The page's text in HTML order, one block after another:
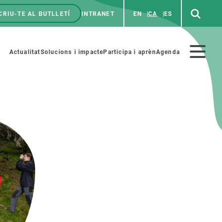
TE AL BUTLLETÍ INTRANET EN CA ES
Menú
ActualitatSolucions i impacteParticipa i aprènAgenda
i art
ciència amb nosaltres
educatius